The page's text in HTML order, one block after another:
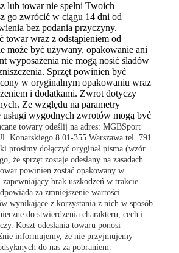
lub towar nie spełni Twoich
go zwrócić w ciągu 14 dni od
bez podania przyczyny.
towar wraz z odstąpieniem od
może być używany, opakowanie ani
wyposażenia nie mogą nosić śladów
Sprzęt powinien być
w oryginalnym opakowaniu wraz
i dodatkami. Zwrot dotyczy
Ze względu na parametry
usługi wygodnych zwrotów mogą być
towary odeślij na adres: MGBSport
Konarskiego 8 01-355 Warszawa tel. 791
prosimy dołączyć oryginał pisma (wzór
że sprzęt zostaje odesłany na zasadach
powinien zostać opakowany w
brak uszkodzeń w trakcie
za zmniejszenie wartości
wynikające z korzystania z nich w sposób
do stwierdzenia charakteru, cech i
Koszt odesłania towaru ponosi
informujemy, że nie przyjmujemy
do nas za pobraniem.